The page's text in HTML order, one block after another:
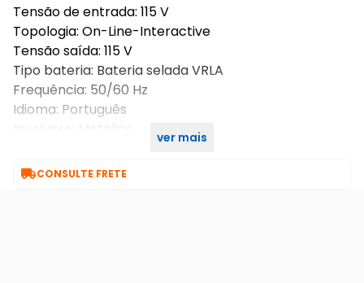
Tensão de entrada: 115 V
Topologia: On-Line-Interactive
Tensão saída: 115 V
Tipo bateria: Bateria selada VRLA
Frequência: 50/60 Hz
Idioma: Português
Involucro: Metálico
ver mais
CONSULTE FRETE